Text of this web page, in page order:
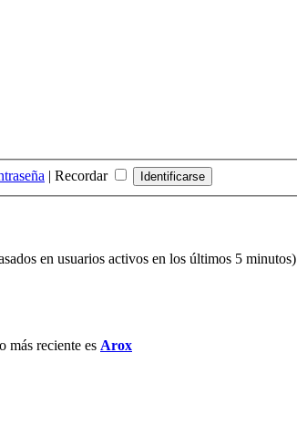
| Recordar
en usuarios activos en los últimos 5 minutos)
más reciente es Arox